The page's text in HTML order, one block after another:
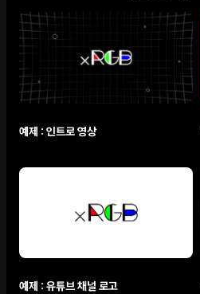
예제 : 인트로 영상
예제 : 유튜브 채널 로고